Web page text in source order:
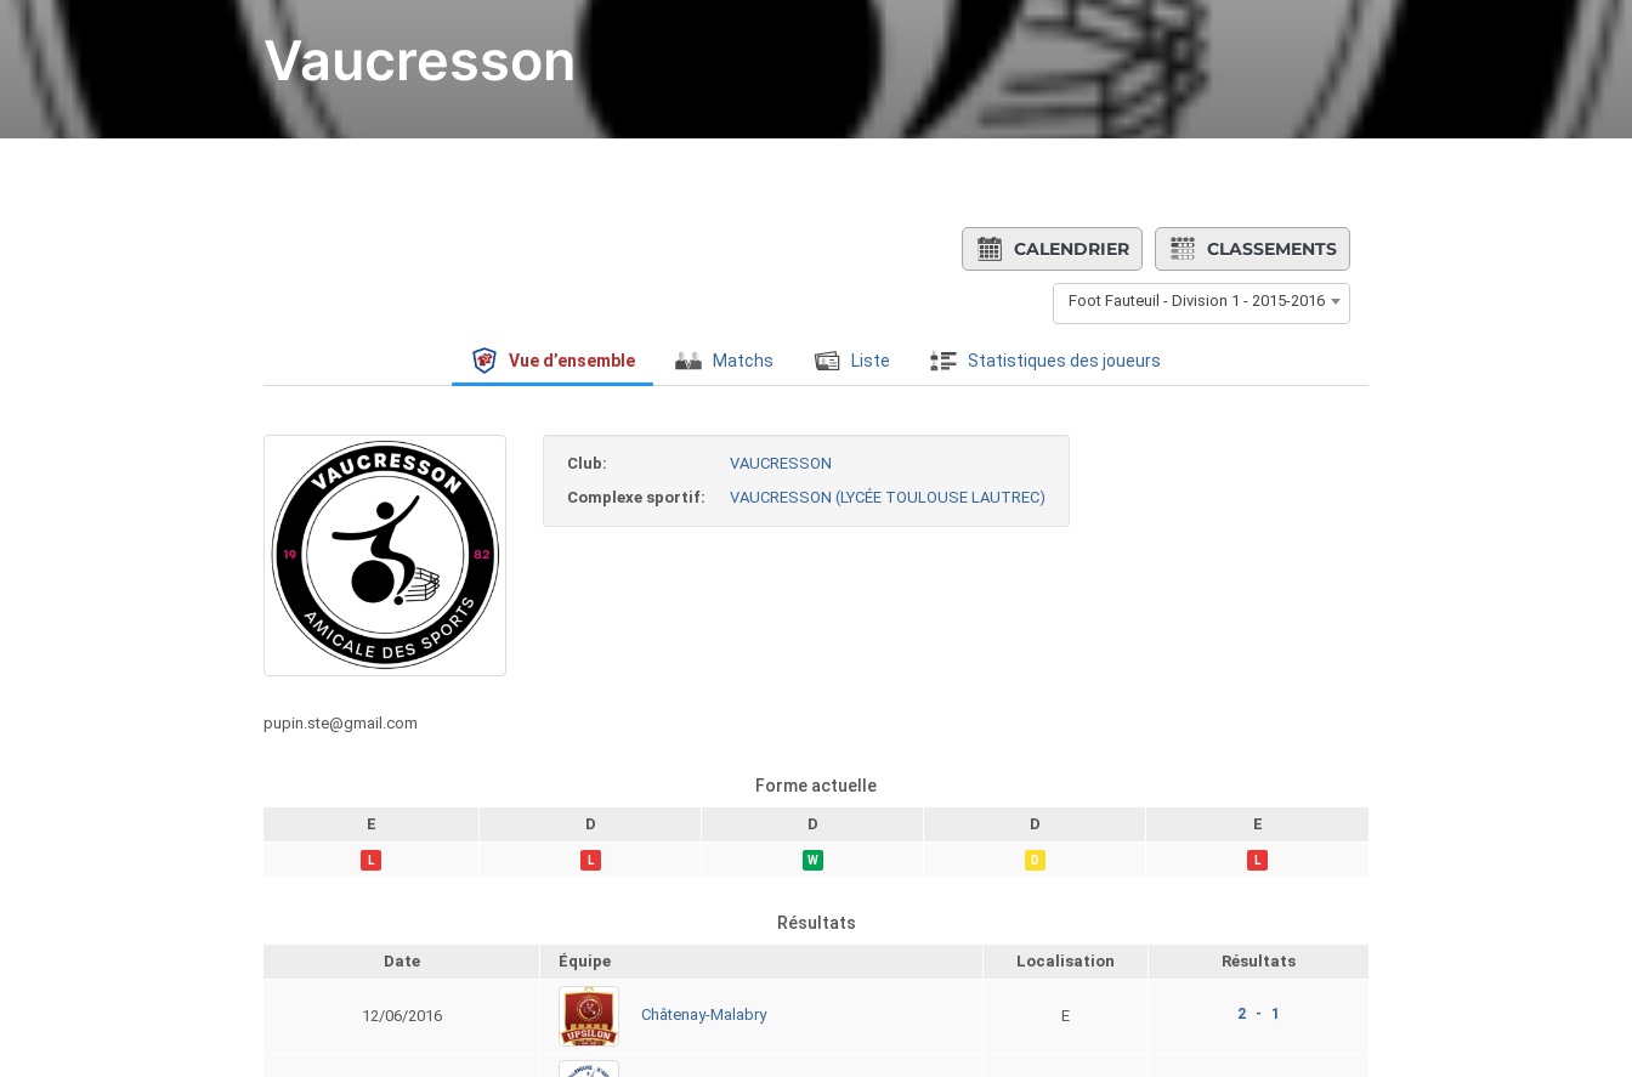
Vaucresson
CALENDRIER CLASSEMENTS
Foot Fauteuil - Division 1 - 2015-2016
Vue d’ensemble Matchs Liste Statistiques des joueurs
Club:
VAUCRESSON
Complexe sportif:
VAUCRESSON (LYCÉE TOULOUSE LAUTREC)
pupin.ste@gmail.com
Forme actuelle
E D D D E
L L W D L
Résultats
Date Équipe Localisation Résultats
12/06/2016 Châtenay-Malabry E 2 - 1